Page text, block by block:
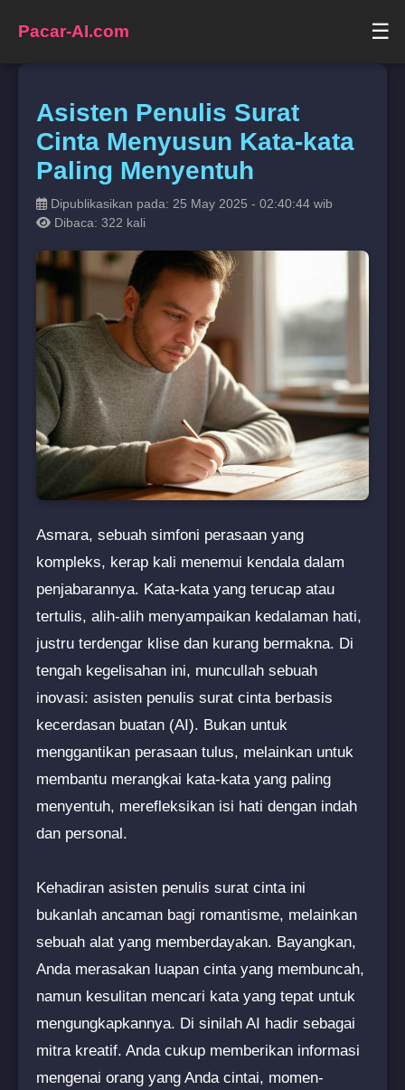
Pacar-AI.com ☰
Asisten Penulis Surat
Cinta Menyusun Kata-kata
Paling Menyentuh
Dipublikasikan pada: 25 May 2025 - 02:40:44 wib
Dibaca: 322 kali
Asmara, sebuah simfoni perasaan yang
kompleks, kerap kali menemui kendala dalam
penjabarannya. Kata-kata yang terucap atau
tertulis, alih-alih menyampaikan kedalaman hati,
justru terdengar klise dan kurang bermakna. Di
tengah kegelisahan ini, muncullah sebuah
inovasi: asisten penulis surat cinta berbasis
kecerdasan buatan (AI). Bukan untuk
menggantikan perasaan tulus, melainkan untuk
membantu merangkai kata-kata yang paling
menyentuh, merefleksikan isi hati dengan indah
dan personal.
Kehadiran asisten penulis surat cinta ini
bukanlah ancaman bagi romantisme, melainkan
sebuah alat yang memberdayakan. Bayangkan,
Anda merasakan luapan cinta yang membuncah,
namun kesulitan mencari kata yang tepat untuk
mengungkapkannya. Di sinilah AI hadir sebagai
mitra kreatif. Anda cukup memberikan informasi
mengenai orang yang Anda cintai, momen-